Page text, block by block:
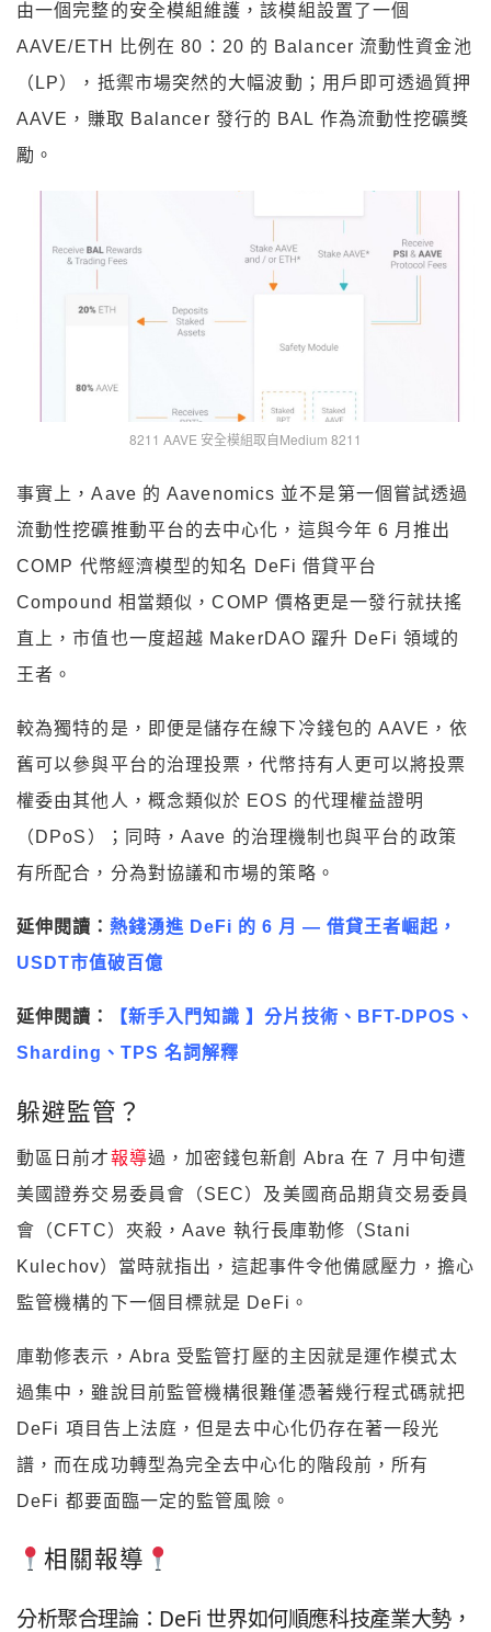
由一個完整的安全模組維護，該模組設置了一個
AAVE/ETH 比例在 80：20 的 Balancer 流動性資金池
（LP），抵禦市場突然的大幅波動；用戶即可透過質押
AAVE，賺取 Balancer 發行的 BAL 作為流動性挖礦獎
勵。
8211 AAVE 安全模組取自Medium 8211
事實上，Aave 的 Aavenomics 並不是第一個嘗試透過
流動性挖礦推動平台的去中心化，這與今年 6 月推出
COMP 代幣經濟模型的知名 DeFi 借貸平台
Compound 相當類似，COMP 價格更是一發行就扶搖
直上，市值也一度超越 MakerDAO 躍升 DeFi 領域的
王者。
較為獨特的是，即便是儲存在線下冷錢包的 AAVE，依
舊可以參與平台的治理投票，代幣持有人更可以將投票
權委由其他人，概念類似於 EOS 的代理權益證明
（DPoS）；同時，Aave 的治理機制也與平台的政策
有所配合，分為對協議和市場的策略。
延伸閱讀： 熱錢湧進 DeFi 的 6 月 — 借貸王者崛起，
USDT市值破百億
延伸閱讀：
【新手入門知識 】分片技術、BFT-DPOS、
Sharding、TPS 名詞解釋
躲避監管？
動區日前才報導過，加密錢包新創 Abra 在 7 月中旬遭
美國證券交易委員會（SEC）及美國商品期貨交易委員
會（CFTC）夾殺，Aave 執行長庫勒修（Stani
Kulechov）當時就指出，這起事件令他備感壓力，擔心
監管機構的下一個目標就是 DeFi。
庫勒修表示，Abra 受監管打壓的主因就是運作模式太
過集中，雖說目前監管機構很難僅憑著幾行程式碼就把
DeFi 項目告上法庭，但是去中心化仍存在著一段光
譜，而在成功轉型為完全去中心化的階段前，所有
DeFi 都要面臨一定的監管風險。
相關報導
分析聚合理論：DeFi 世界如何順應科技產業大勢，